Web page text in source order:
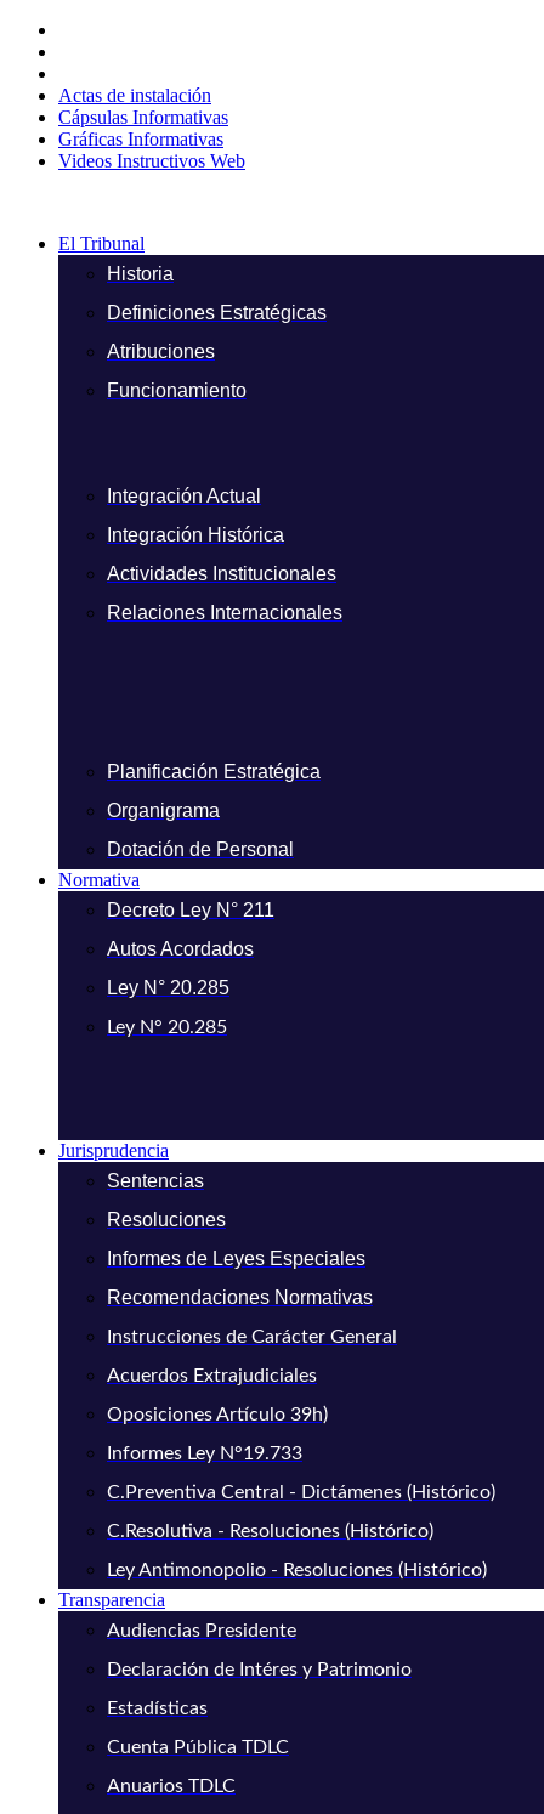
contenido
Actas de instalación
Cápsulas Informativas
Gráficas Informativas
Videos Instructivos Web
El Tribunal
Historia
Definiciones Estratégicas
Atribuciones
Funcionamiento
Integración Actual
Integración Histórica
Actividades Institucionales
Relaciones Internacionales
Planificación Estratégica
Organigrama
Dotación de Personal
Normativa
Decreto Ley N° 211
Autos Acordados
Ley N° 20.285
Ley N° 20.285
Jurisprudencia
Sentencias
Resoluciones
Informes de Leyes Especiales
Recomendaciones Normativas
Instrucciones de Carácter General
Acuerdos Extrajudiciales
Oposiciones Artículo 39h)
Informes Ley N°19.733
C.Preventiva Central - Dictámenes (Histórico)
C.Resolutiva - Resoluciones (Histórico)
Ley Antimonopolio - Resoluciones (Histórico)
Transparencia
Audiencias Presidente
Declaración de Intéres y Patrimonio
Estadísticas
Cuenta Pública TDLC
Anuarios TDLC